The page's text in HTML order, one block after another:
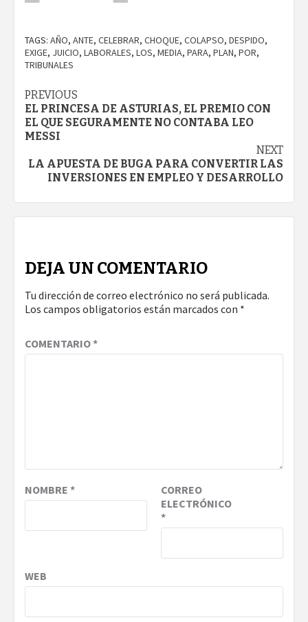
TAGS: AÑO, ANTE, CELEBRAR, CHOQUE, COLAPSO, DESPIDO,
EXIGE, JUICIO, LABORALES, LOS, MEDIA, PARA, PLAN, POR,
TRIBUNALES
Continue
Reading
PREVIOUS
EL PRINCESA DE ASTURIAS, EL PREMIO CON
EL QUE SEGURAMENTE NO CONTABA LEO
MESSI
NEXT
LA APUESTA DE BUGA PARA CONVERTIR LAS
INVERSIONES EN EMPLEO Y DESARROLLO
DEJA UN COMENTARIO
Tu dirección de correo electrónico no será publicada.
Los campos obligatorios están marcados con *
COMENTARIO*
NOMBRE *
CORREO
ELECTRÓNICO
*
WEB